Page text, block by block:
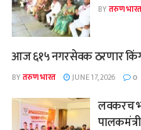
BYतरुण भारत
आज ६१५ नगरसेवक ठरणार
BYतरुण भारत JUNE 17, 2026 0
लवकरच